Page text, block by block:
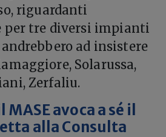
riguardanti
per tre diversi impianti
ad insistere
Solarussa,
Zerfaliu.
avoca a sé il
alla Consulta